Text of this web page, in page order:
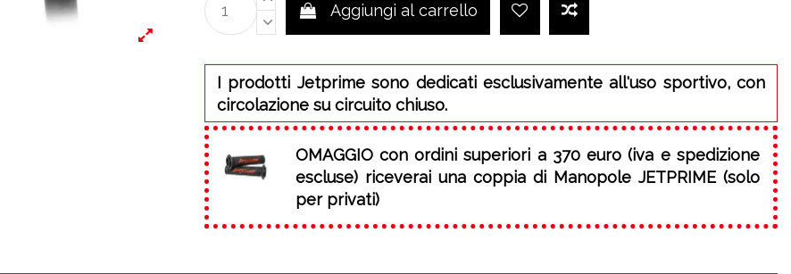
Aggiungi al carrello
I prodotti Jetprime sono dedicati esclusivamente all'uso sportivo, con
circolazione su circuito chiuso.
OMAGGIO con ordini superiori a 370 euro (iva e spedizione
escluse) riceverai una coppia di Manopole JETPRIME (solo
per privati)